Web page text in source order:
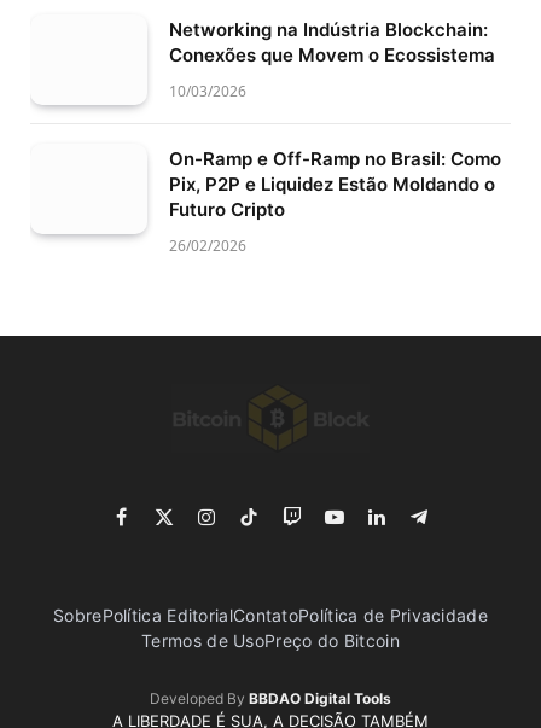
Networking na Indústria Blockchain:
Conexões que Movem o Ecossistema
10/03/2026
On-Ramp e Off-Ramp no Brasil: Como
Pix, P2P e Liquidez Estão Moldando o
Futuro Cripto
26/02/2026
Facebook
X
Instagram
TikTokTwitchYouTubeLinkedInTelegram
SobrePolítica EditorialContatoPolítica de Privacidade
Termos de UsoPreço do Bitcoin
Developed By BBDAO Digital Tools
A LIBERDADE É SUA, A DECISÃO TAMBÉM